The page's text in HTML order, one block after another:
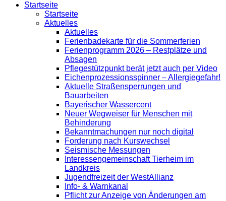
Startseite
Startseite
Aktuelles
Aktuelles
Ferienbadekarte für die Sommerferien
Ferienprogramm 2026 – Restplätze und
Absagen
Pflegestützpunkt berät jetzt auch per Video
Eichenprozessionsspinner – Allergiegefahr!
Aktuelle Straßensperrungen und
Bauarbeiten
Bayerischer Wassercent
Neuer Wegweiser für Menschen mit
Behinderung
Bekanntmachungen nur noch digital
Forderung nach Kurswechsel
Seismische Messungen
Interessengemeinschaft Tierheim im
Landkreis
Jugendfreizeit der WestAllianz
Info- & Warnkanal
Pflicht zur Anzeige von Änderungen am